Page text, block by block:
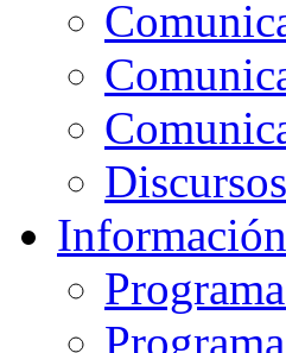
Discursos